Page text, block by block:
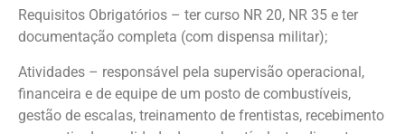
Requisitos Obrigatórios – ter curso NR 20, NR 35 e ter
documentação completa (com dispensa militar);
Atividades – responsável pela supervisão operacional,
financeira e de equipe de um posto de combustíveis,
gestão de escalas, treinamento de frentistas, recebimento